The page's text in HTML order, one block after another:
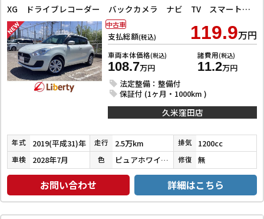
XG ドライブレコーダー バックカメラ ナビ TV スマートキー 電動格納ミラー シートヒーター CVT 盗難防止システム 衝突安全ボディ ABS ESC CD Bluetooth エアコン
支払総額(税込) 119.9万円
車両本体価格(税込)
108.7万円
諸費用(税込)
11.2万円
法定整備：整備付
保証付 (1ヶ月・1000km )
中古車
久米窪田店
年式 2019(平成31)年 走行 2.5万km 排気 1200cc
車検 2028年7月 色 ピュアホワイトパール 修復 無
お問い合わせ 詳細はこちら